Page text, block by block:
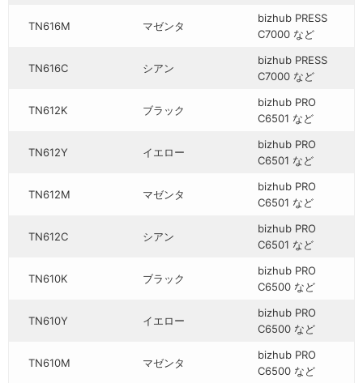
TN616M マゼンタ
bizhub PRESS
C7000 など
TN616C シアン
bizhub PRESS
C7000 など
TN612K ブラック
bizhub PRO
C6501 など
TN612Y イエロー
bizhub PRO
C6501 など
TN612M マゼンタ
bizhub PRO
C6501 など
TN612C シアン
bizhub PRO
C6501 など
TN610K ブラック
bizhub PRO
C6500 など
TN610Y イエロー
bizhub PRO
C6500 など
TN610M マゼンタ
bizhub PRO
C6500 など